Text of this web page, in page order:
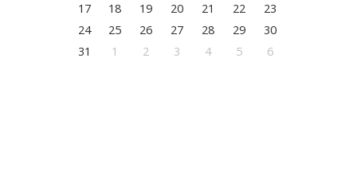
17
18 19 20 21 22
23
24
25 26 27 28 29
30
31
1 2 3 4 5 6